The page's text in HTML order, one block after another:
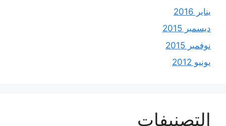
يناير 2016
ديسمبر 2015
نوفمبر 2015
يونيو 2012
التصنيفات